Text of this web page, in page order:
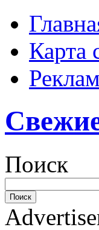
Карта
Поиск